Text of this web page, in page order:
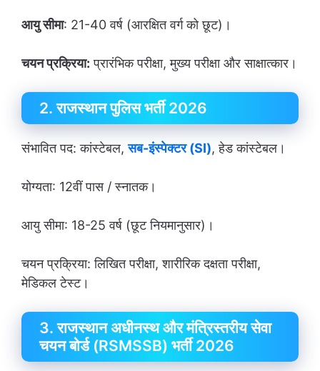
आयु सीमा: 21-40 वर्ष (आरक्षित वर्ग को छूट)।
चयन प्रक्रिया: प्रारंभिक परीक्षा, मुख्य परीक्षा और साक्षात्कार।
2. राजस्थान पुलिस भर्ती 2026
संभावित पद: कांस्टेबल,सब-इंस्पेक्टर (SI), हेड कांस्टेबल।
योग्यता: 12वीं पास / स्नातक।
आयु सीमा: 18-25 वर्ष (छूट नियमानुसार)।
चयन प्रक्रिया: लिखित परीक्षा, शारीरिक दक्षता परीक्षा,
मेडिकल टेस्ट।
3. राजस्थान अधीनस्थ और मंत्रिस्तरीय सेवा
चयन बोर्ड (RSMSSB) भर्ती 2026